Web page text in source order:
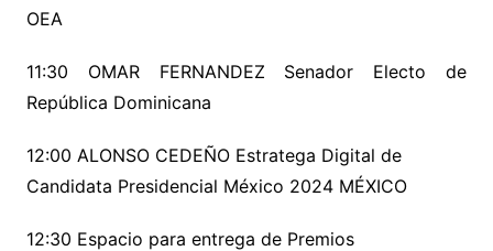
OEA
11:30 OMAR FERNANDEZ Senador Electo de
República Dominicana
12:00 ALONSO CEDEÑO Estratega Digital de
Candidata Presidencial México 2024 MÉXICO
12:30 Espacio para entrega de Premios